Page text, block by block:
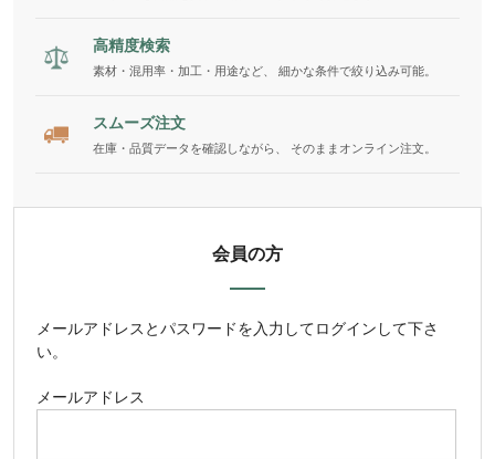
高精度検索
素材・混用率・加工・用途など、 細かな条件で絞り込み可能。
スムーズ注文
在庫・品質データを確認しながら、 そのままオンライン注文。
会員の方
メールアドレス とパスワードを入力してログインして下さ
い。
メールアドレス